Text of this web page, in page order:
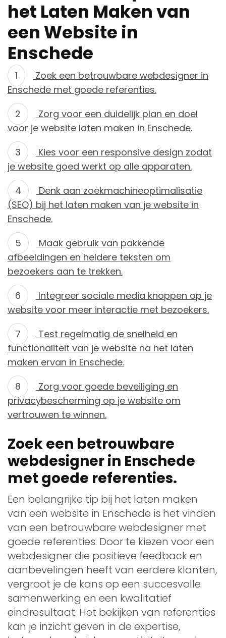
het Laten Maken van
een Website in
Enschede
Zoek een betrouwbare webdesigner in
Enschede met goede referenties.
Zorg voor een duidelijk plan en doel
voor je website laten maken in Enschede.
Kies voor een responsive design zodat
je website goed werkt op alle apparaten.
Denk aan zoekmachineoptimalisatie
(SEO) bij het laten maken van je website in
Enschede.
Maak gebruik van pakkende
afbeeldingen en heldere teksten om
bezoekers aan te trekken.
Integreer sociale media knoppen op je
website voor meer interactie met bezoekers.
Test regelmatig de snelheid en
functionaliteit van je website na het laten
maken ervan in Enschede.
Zorg voor goede beveiliging en
privacybescherming op je website om
vertrouwen te winnen.
Zoek een betrouwbare
webdesigner in Enschede
met goede referenties.
Een belangrijke tip bij het laten maken
van een website in Enschede is het vinden
van een betrouwbare webdesigner met
goede referenties. Door te kiezen voor een
webdesigner die positieve feedback en
aanbevelingen heeft van eerdere klanten,
vergroot je de kans op een succesvolle
samenwerking en een kwalitatief
eindresultaat. Het bekijken van referenties
kan je inzicht geven in de expertise,